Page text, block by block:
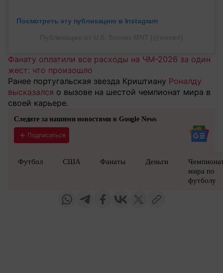
Посмотреть эту публикацию в Instagram
Фанату оплатили все расходы на ЧМ-2026 за один
жест: что произошло
Ранее португальская звезда Криштиану Роналду
высказался о вызове на шестой чемпионат мира в
своей карьере.
Следите за нашими новостями в Google News
Подписаться
Футбол США Фанаты Деньги
мира по
футболу